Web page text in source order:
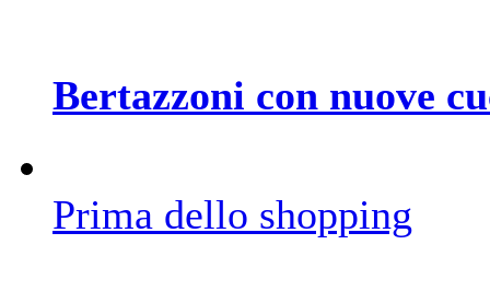
Bertazzoni con nuove
Prima dello shopping